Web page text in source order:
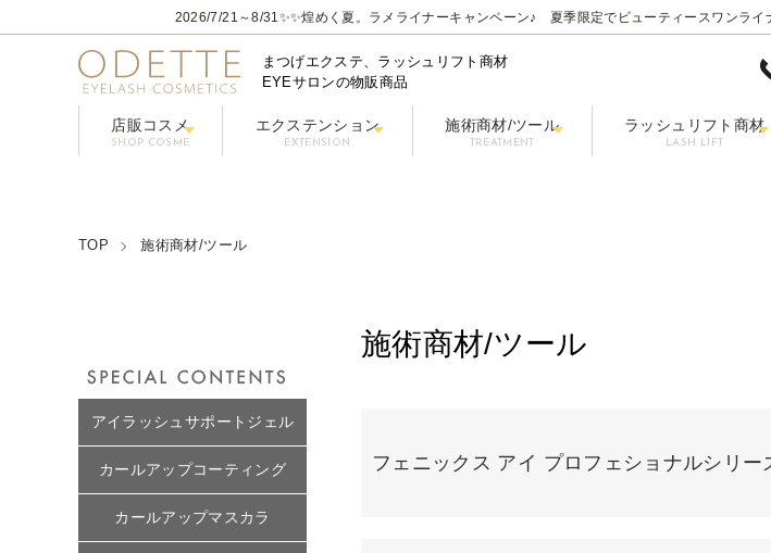
2026/7/21～8/31 ✨✨煌めく夏。ラメライナーキャンペーン♪ 夏季限定でビューティースワンラ
まつげエクステ、ラッシュリフト商材
EYEサロンの物販商品
店販コスメ
SHOP COSME
エクステンション
EXTENSION
施術商材/ツール
TREATMENT
ラッシュリフト商材
LASH LIFT
TOP 施術商材/ツール
施術商材/ツール
フェニックス アイ プロフェショナルシリー
アイラッシュサポートジェル
カールアップコーティング
カールアップマスカラ